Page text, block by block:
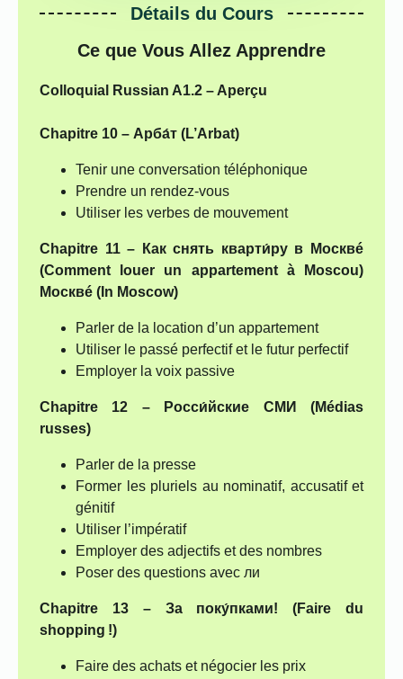
Détails du Cours
Ce que Vous Allez Apprendre
Colloquial Russian A1.2 – Aperçu
Chapitre 10 – Арба́т (L’Arbat)
Tenir une conversation téléphonique
Prendre un rendez-vous
Utiliser les verbes de mouvement
Chapitre 11 –
Как снять кварти́ру в Москвé
(Comment louer un appartement à Moscou)
Москвé (In Moscow)
Parler de la location d’un appartement
Utiliser le passé perfectif et le futur perfectif
Employer la voix passive
Chapitre 12 –
Росси́йские СМИ (Médias
russes)
Parler de la presse
Former les pluriels au nominatif, accusatif et
génitif
Utiliser l’impératif
Employer des adjectifs et des nombres
Poser des questions avec ли
Chapitre 13 – За поку́пками! (Faire du
shopping !)
Faire des achats et négocier les prix